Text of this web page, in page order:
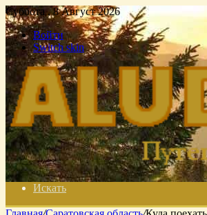
Суббота , 8 Август 2026
Войти
Switch skin
Искать